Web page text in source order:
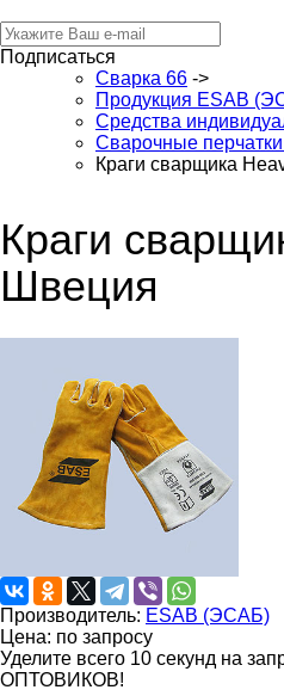
Подписаться
Сварка 66 ->
Продукция ESAB
Средства
Сварочные
Краги сварщика
Краги
Швеция
Производитель: ESAB (ЭСАБ)
Цена: по запросу
Уделите всего 10 секунд на
ОПТОВИКОВ!